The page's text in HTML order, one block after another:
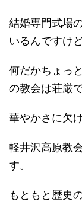
結婚専門式場
いるんですけど
何だかちょっ
の教会は荘厳
華やかさに欠
軽井沢高原教
す。
もともと歴史